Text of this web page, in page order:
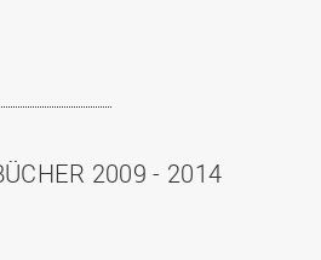
2009 - 2014